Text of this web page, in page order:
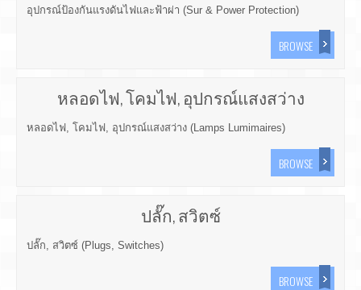
อุปกรณ์ป้องกันแรงดันไฟและฟ้าผ่า (Sur & Power Protection)
BROWSE
หลอดไฟ, โคมไฟ, อุปกรณ์แสงสว่าง
หลอดไฟ, โคมไฟ, อุปกรณ์แสงสว่าง (Lamps Lumimaires)
BROWSE
ปลั๊ก, สวิตซ์
ปลั๊ก, สวิตซ์ (Plugs, Switches)
BROWSE